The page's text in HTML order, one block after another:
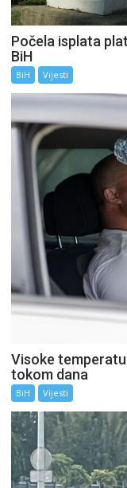
Počela isplata
BiH
BiH Vijesti
Visoke
tokom dana
BiH Vijesti